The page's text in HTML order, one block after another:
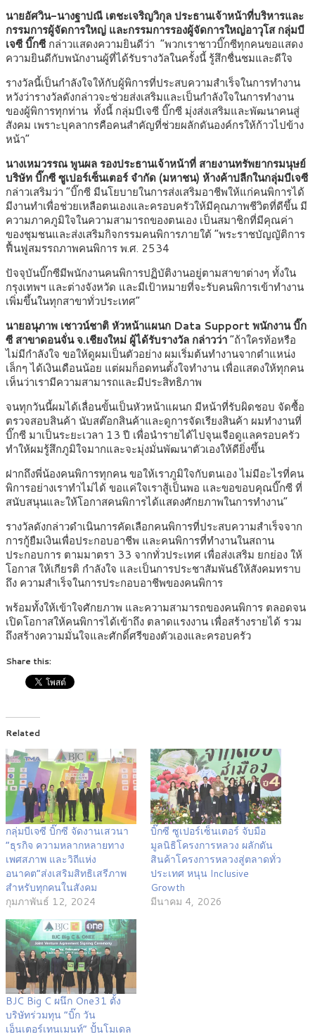
นายอัศวิน-นางฐาปณี เตชะเจริญวิกุล ประธานเจ้าหน้าที่บริหารและ
กรรมการผู้จัดการใหญ่ และกรรมการรองผู้จัดการใหญ่อาวุโส กลุ่มบี
เจซี บิ๊กซีกล่าวแสดงความยินดีว่า “พวกเราชาวบิ๊กซีทุกคนขอแสดง
ความยินดีกับพนักงานผู้ที่ได้รับรางวัลในครั้งนี้ รู้สึกชื่นชมและดีใจ
รางวัลนี้เป็นกำลังใจให้กับผู้พิการที่ประสบความสำเร็จในการทำงาน
หวังว่ารางวัลดังกล่าวจะช่วยส่งเสริมและเป็นกำลังใจในการทำงาน
ของผู้พิการทุกท่าน ทั้งนี้ กลุ่มบีเจซี บิ๊กซี มุ่งส่งเสริมและพัฒนาคนสู่
สังคม เพราะบุคลากรคือคนสำคัญที่ช่วยผลักดันองค์กรให้ก้าวไปข้าง
หน้า”
นางเหมวรรณ พูนผล รองประธานเจ้าหน้าที่ สายงานทรัพยากรมนุษย์
บริษัท บิ๊กซี ซูเปอร์เซ็นเตอร์ จำกัด (มหาชน) ห้างค้าปลีกในกลุ่มบีเจซี
กล่าวเสริมว่า “บิ๊กซี มีนโยบายในการส่งเสริมอาชีพให้แก่คนพิการได้
มีงานทำเพื่อช่วยเหลือตนเองและครอบครัวให้มีคุณภาพชีวิตที่ดีขึ้น มี
ความภาคภูมิใจในความสามารถของตนเอง เป็นสมาชิกที่มีคุณค่า
ของชุมชนและส่งเสริมกิจกรรมคนพิการภายใต้ “พระราชบัญญัติการ
ฟื้นฟูสมรรถภาพคนพิการ พ.ศ. 2534
ปัจจุบันบิ๊กซีมีพนักงานคนพิการปฏิบัติงานอยู่ตามสาขาต่างๆ ทั้งใน
กรุงเทพฯ และต่างจังหวัด และมีเป้าหมายที่จะรับคนพิการเข้าทำงาน
เพิ่มขึ้นในทุกสาขาทั่วประเทศ”
นายอนุภาพ เชาวน์ชาติ หัวหน้าแผนก Data Support พนักงาน บิ๊ก
ซี สาขาดอนจั่น จ.เชียงใหม่ ผู้ได้รับรางวัล กล่าวว่า“ถ้าใครท้อหรือ
ไม่มีกำลังใจ ขอให้ดูผมเป็นตัวอย่าง ผมเริ่มต้นทำงานจากตำแหน่ง
เล็กๆ ได้เงินเดือนน้อย แต่ผมก็อดทนตั้งใจทำงาน เพื่อแสดงให้ทุกคน
เห็นว่าเรามีความสามารถและมีประสิทธิภาพ
จนทุกวันนี้ผมได้เลื่อนขั้นเป็นหัวหน้าแผนก มีหน้าที่รับผิดชอบ จัดซื้อ
ตรวจสอบสินค้า นับสต๊อกสินค้าและดูการจัดเรียงสินค้า ผมทำงานที่
บิ๊กซี มาเป็นระยะเวลา 13 ปี เพื่อนำรายได้ไปจุนเจือดูแลครอบครัว
ทำให้ผมรู้สึกภูมิใจมากและจะมุ่งมั่นพัฒนาตัวเองให้ดียิ่งขึ้น
ฝากถึงพี่น้องคนพิการทุกคน ขอให้เราภูมิใจกับตนเอง ไม่มีอะไรที่คน
พิการอย่างเราทําไม่ได้ ขอแค่ใจเราสู้เป็นพอ และขอขอบคุณบิ๊กซี ที่
สนับสนุนและให้โอกาสคนพิการได้แสดงศักยภาพในการทำงาน”
รางวัลดังกล่าวดำเนินการคัดเลือกคนพิการที่ประสบความสำเร็จจาก
การกู้ยืมเงินเพื่อประกอบอาชีพ และคนพิการที่ทำงานในสถาน
ประกอบการ ตามมาตรา 33 จากทั่วประเทศ เพื่อส่งเสริม ยกย่อง ให้
โอกาส ให้เกียรติ กำลังใจ และเป็นการประชาสัมพันธ์ให้สังคมทราบ
ถึง ความสำเร็จในการประกอบอาชีพของคนพิการ
พร้อมทั้งให้เข้าใจศักยภาพ และความสามารถของคนพิการ ตลอดจน
เปิดโอกาสให้คนพิการได้เข้าถึง ตลาดแรงงาน เพื่อสร้างรายได้ รวม
ถึงสร้างความมั่นใจและศักดิ์ศรีของตัวเองและครอบครัว
Share this:
Related
กลุ่มบีเจซี บิ๊กซี จัดงานเสวนา
“ธุรกิจ ความหลากหลายทาง
เพศสภาพ และวิถีแห่ง
อนาคต“ส่งเสริมสิทธิเสรีภาพ
สำหรับทุกคนในสังคม
กุมภาพันธ์ 12, 2024
บิ๊กซี ซูเปอร์เซ็นเตอร์ จับมือ
มูลนิธิโครงการหลวง ผลักดัน
สินค้าโครงการหลวงสู่ตลาดทั่ว
ประเทศ หนุน Inclusive
Growth
มีนาคม 4, 2026
BJC Big C ผนึก One31 ตั้ง
บริษัทร่วมทุน “บิ๊ก วัน
เอ็นเตอร์เทนเมนท์” ปั้นโมเดล